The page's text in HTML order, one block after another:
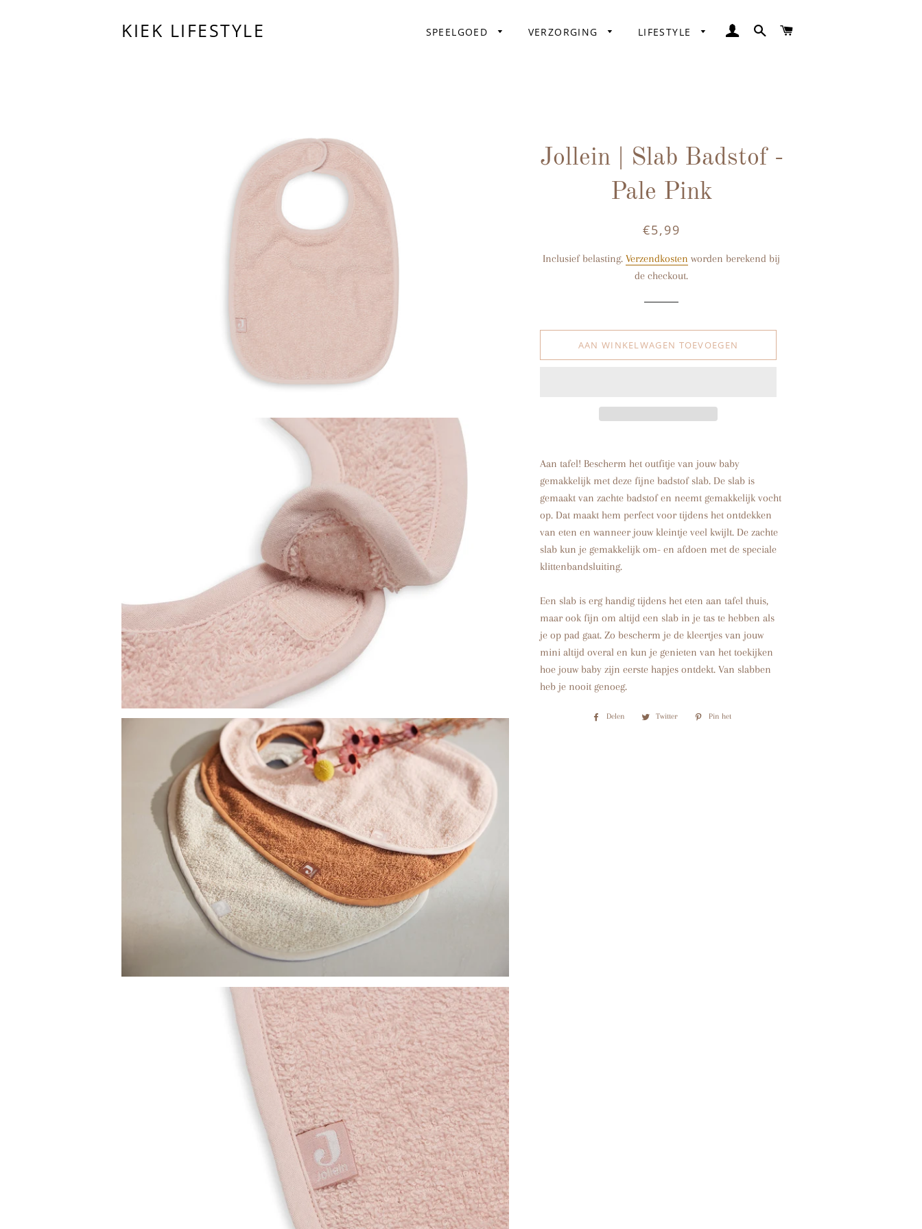
KIEK LIFESTYLE SPEELGOED
Trybike
Micro Step
VERZORGING
Badjasjes
Klamboe's
LIFESTYLE INLOGGEN
ZOEKEN
Jollein | Slab Badstof -
Pale Pink
Normale
Aanbiedingsprijs
€5,99
Inclusief belasting.Verzendkosten worden berekend bij
de checkout.
AAN WINKELWAGEN TOEVOEGEN
Aan tafel! Bescherm het outfitje van jouw baby
gemakkelijk met deze fijne badstof slab. De slab is
gemaakt van zachte badstof en neemt gemakkelijk vocht
op. Dat maakt hem perfect voor tijdens het ontdekken
van eten en wanneer jouw kleintje veel kwijlt. De zachte
slab kun je gemakkelijk om- en afdoen met de speciale
klittenbandsluiting.
Een slab is erg handig tijdens het eten aan tafel thuis,
maar ook fijn om altijd een slab in je tas te hebben als
je op pad gaat. Zo bescherm je de kleertjes van jouw
mini altijd overal en kun je genieten van het toekijken
hoe jouw baby zijn eerste hapjes ontdekt. Van slabben
heb je nooit genoeg.
Delen
Delen
Twitter
TwitterenPin het